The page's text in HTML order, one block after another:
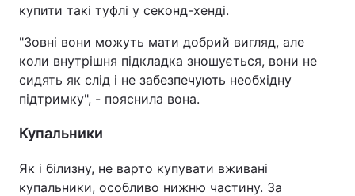
купити такі туфлі у секонд-хенді.
"Зовні вони можуть мати добрий вигляд, але
коли внутрішня підкладка зношується, вони не
сидять як слід і не забезпечують необхідну
підтримку", - пояснила вона.
Купальники
Як і білизну, не варто купувати вживані
купальники, особливо нижню частину. За